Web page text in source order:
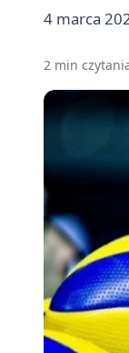
4 marca
2 min